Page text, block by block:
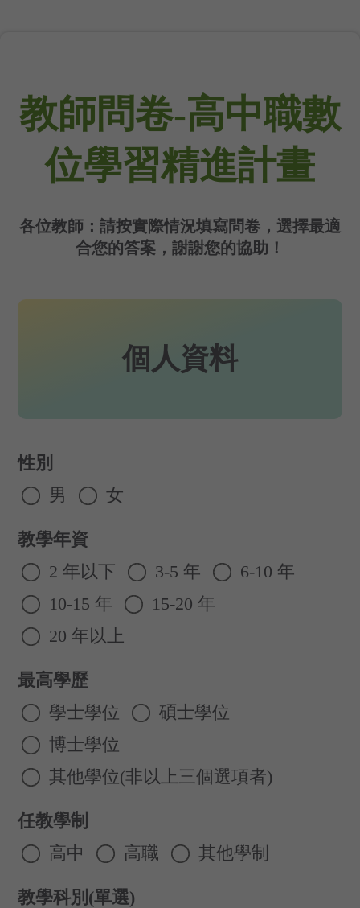
教師問卷-高中職數
位學習精進計畫
各位教師：請按實際情況填寫問卷，選擇最適
合您的答案，謝謝您的協助！
個人資料
性別
男
女
教學年資
2 年以下
3-5 年
6-10 年
10-15 年
15-20 年
20 年以上
最高學歷
學士學位
碩士學位
博士學位
其他學位(非以上三個選項者)
任教學制
高中
高職 其他學制
教學科別(單選)